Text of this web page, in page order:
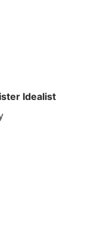
Idealist